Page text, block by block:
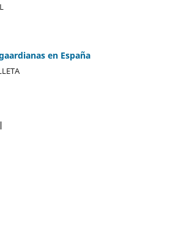
en España